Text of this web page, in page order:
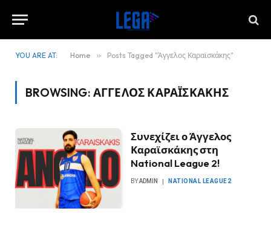
YOU ARE AT: Home » Posts Tagged "Άγγελος Καραϊσκάκης"
BROWSING: ΆΓΓΕΛΟΣ ΚΑΡΑΪΣΚΆΚΗΣ
Συνεχίζει ο Άγγελος
Καραϊσκάκης στη
National League 2!
BYADMIN NATIONAL LEAGUE2